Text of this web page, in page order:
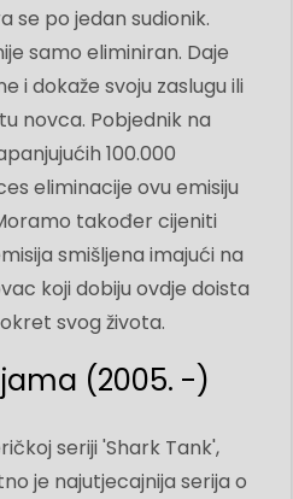
se po jedan sudionik.
samo eliminiran. Daje
i dokaže svoju zaslugu ili
novca. Pobjednik na
100.000
eliminacije ovu emisiju
također cijeniti
smišljena imajući na
koji dobiju ovdje doista
svog života.
(2005. -)
seriji 'Shark Tank',
je najutjecajnija serija o